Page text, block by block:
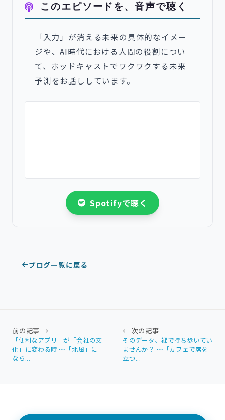
このエピソードを、音声で聴く
「入力」が消える未来の具体的なイメー
ジや、AI時代における人間の役割につい
て、ポッドキャストでワクワクする未来
予測をお話ししています。
Spotifyで聴く
ブログ一覧に戻る
前の記事 →
「便利なアプリ」が「会社の文
化」に変わる時 〜「北風」に
なら...
← 次の記事
そのデータ、裸で持ち歩いてい
ませんか？ 〜「カフェで席を
立つ...